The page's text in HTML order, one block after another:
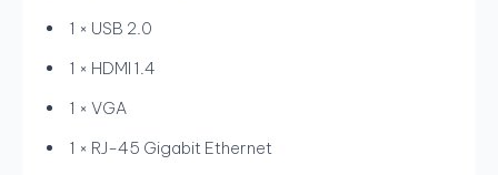
1 × USB 2.0
1 × HDMI 1.4
1 × VGA
1 × RJ-45 Gigabit Ethernet